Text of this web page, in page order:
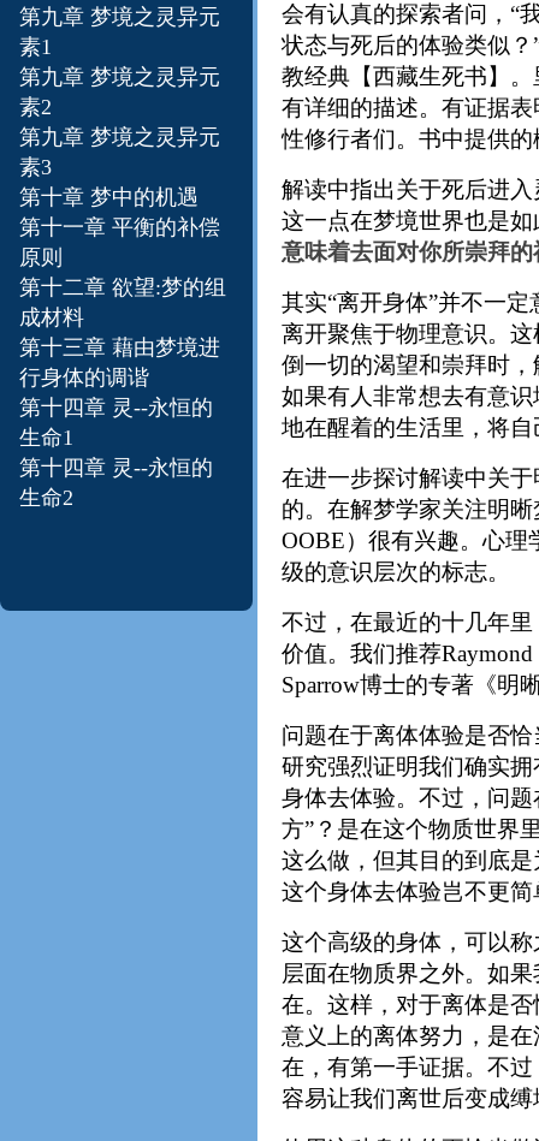
会有认真的探索者问，“
状态与死后的体验类似
教经典【西藏生死书】。
有详细的描述。有证据
性修行者们。书中提供
解读中指出关于死后进
这一点在梦境世界也是
意味着去面对你所崇拜的
其实“离开身体”并不一
离开聚焦于物理意识。
倒一切的渴望和崇拜时
如果有人非常想去有意
地在醒着的生活里，将
在进一步探讨解读中关
的。在解梦学家关注明晰
OOBE）很有兴趣。心
级的意识层次的标志。
不过，在最近的十几年
价值。我们推荐
Sparrow博士的专著《明
问题在于离体体验是否
研究强烈证明我们确实
身体去体验。不过，问
方”？是在这个物质世界
这么做，但其目的到底
这个身体去体验岂不更
这个高级的身体，可以
层面在物质界之外。如
在。这样，对于离体是
意义上的离体努力，是
在，有第一手证据。不
容易让我们离世后变成
第九章 梦境之灵异元
素1
第九章 梦境之灵异元
素2
第九章 梦境之灵异元
素3
第十章 梦中的机遇
第十一章 平衡的补偿
原则
第十二章 欲望:梦的组
成材料
第十三章 藉由梦境进
行身体的调谐
第十四章 灵--永恒的
生命1
第十四章 灵--永恒的
生命2